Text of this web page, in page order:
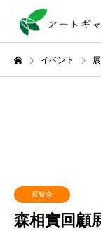
イベント
展覧会
森相實回顧